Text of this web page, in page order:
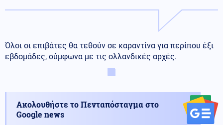
Όλοι οι επιβάτες θα τεθούν σε καραντίνα για περίπου έξι
εβδομάδες, σύμφωνα με τις ολλανδικές αρχές.
Ακολουθήστε το Πενταπόσταγμα στο
Google news